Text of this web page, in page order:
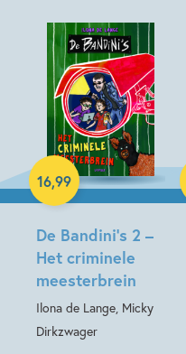
De Bandini’s 2 –
Het criminele
meesterbrein
Ilona de Lange, Micky
Dirkzwager
16,99
Hardcover